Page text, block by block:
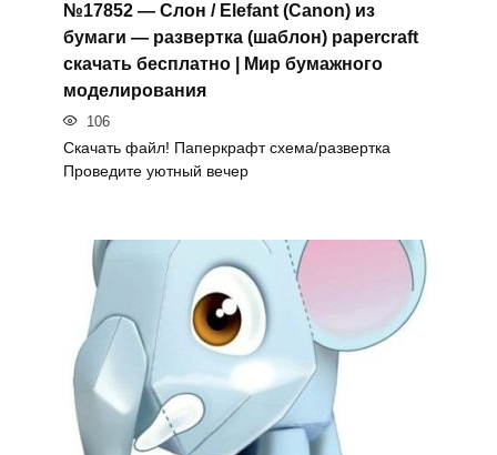
№17852 — Слон / Elefant (Canon) из
бумаги — развертка (шаблон) papercraft
скачать бесплатно | Мир бумажного
моделирования
106
Скачать файл! Паперкрафт схема/развертка
Проведите уютный вечер